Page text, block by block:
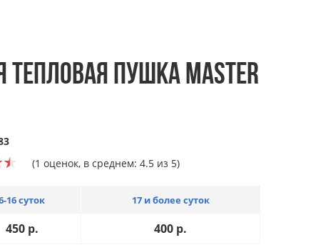
ТЕПЛОВАЯ ПУШКА MASTER
(1 оценок, в среднем: 4.5 из 5)
16 суток 17 и более суток
450 р. 400 р.